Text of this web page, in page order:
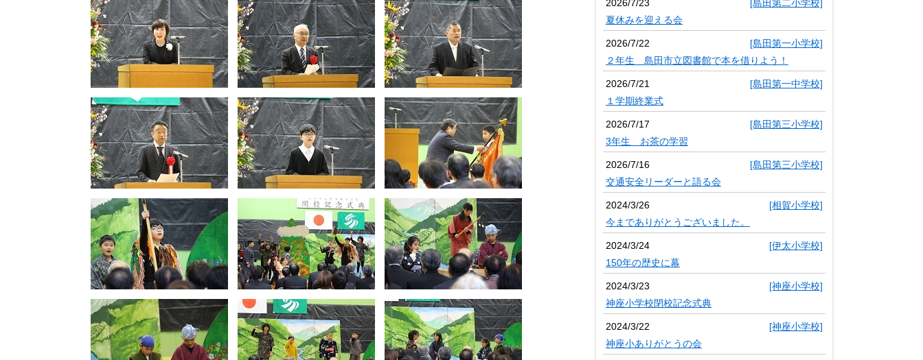
2026/7/23
[島田第二小学校]
夏休みを迎える会
2026/7/22
[島田第一小学校]
２年生 島田市立図書館で本を借りよう！
2026/7/21
[島田第一中学校]
１学期終業式
2026/7/17
[島田第三小学校]
3年生 お茶の学習
2026/7/16
[島田第三小学校]
交通安全リーダーと語る会
2024/3/26
[相賀小学校]
今までありがとうございました。
2024/3/24
[伊太小学校]
150年の歴史に幕
2024/3/23
[神座小学校]
神座小学校閉校記念式典
2024/3/22
[神座小学校]
神座小ありがとうの会